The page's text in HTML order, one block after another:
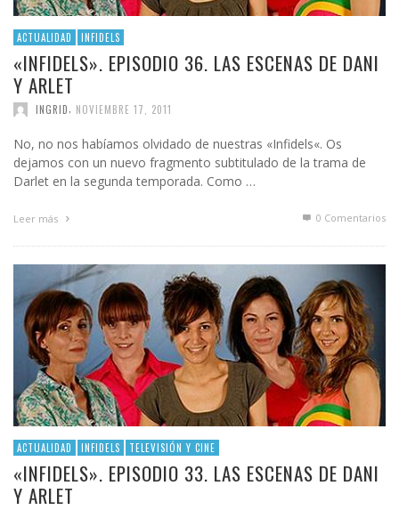
ACTUALIDAD INFIDELS
«INFIDELS». EPISODIO 36. LAS ESCENAS DE DANI
Y ARLET
INGRID NOVIEMBRE 17, 2011
No, no nos habíamos olvidado de nuestras «Infidels«. Os
dejamos con un nuevo fragmento subtitulado de la trama de
Darlet en la segunda temporada. Como …
Leer más 0 Comentarios
ACTUALIDAD INFIDELS TELEVISIÓN Y CINE
«INFIDELS». EPISODIO 33. LAS ESCENAS DE DANI
Y ARLET